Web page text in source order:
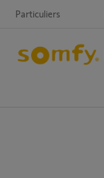
Particuliers